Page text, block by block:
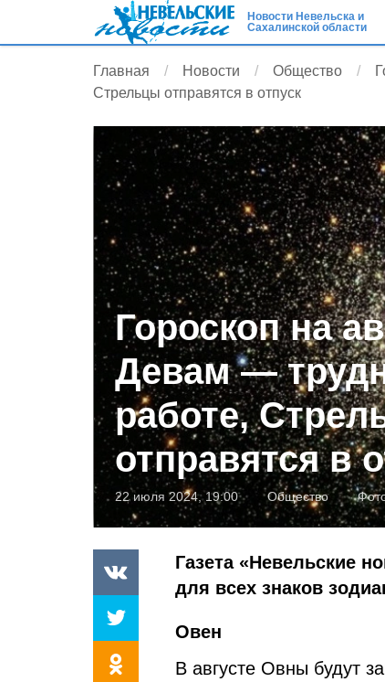
Новости Невельска и
Сахалинской области
Главная Новости Общество
Стрельцы отправятся в отпуск
Гороскоп на
Девам —
работе,
отправятся в
22 июля 2024, 19:00 Общество
Газета «Невельские
для всех знаков
Овен
В августе Овны будут